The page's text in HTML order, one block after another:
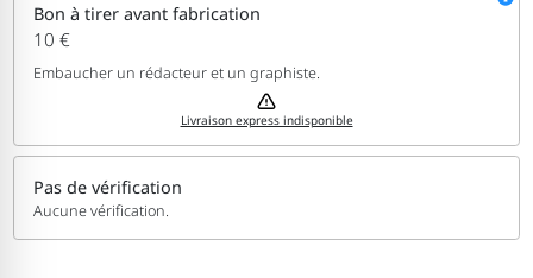
Bon à tirer avant fabrication
10 €
Embaucher un rédacteur et un graphiste.
Livraison express indisponible
Pas de vérification
Aucune vérification.